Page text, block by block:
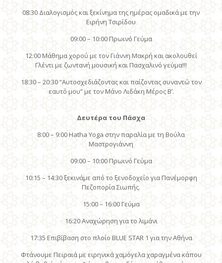
08:30 Διαλογισμός και ξεκίνημα της ημέρας ομαδικά με την
Ειρήνη Τσιρίδου
09:00 – 10:00 Πρωινό Γεύμα
12:00 Μάθημα χορού με τον Γιάννη Μακρή και ακολουθεί
Γλέντι με ζωντανή μουσική και Πασχαλινό γεύμα!!!
18:30 – 20:30 “Aυτοσχεδιάζοντας και παίζοντας συναντώ τον
εαυτό μου” με τον Μάνο Λιδάκη Μέρος Β’.
Δευτέρα του Πάσχα
8:00 – 9:00 Hatha Yoga στην παραλία με τη Βούλα
Μαστρογιάννη
09:00 – 10:00 Πρωινό Γεύμα
10:15 – 14:30 ξεκινάμε από το ξενοδοχείο για Πανέμορφη
Πεζοπορία Σιωπής.
15:00 – 16:00 Γεύμα
16:20 Αναχώρηση για το λιμάνι
17:35 Επιβίβαση στο πλοίο BLUE STAR 1 για την Αθήνα
Φτάνουμε Πειραιά με ειρηνικά χαμόγελα χαραγμένα κάπου